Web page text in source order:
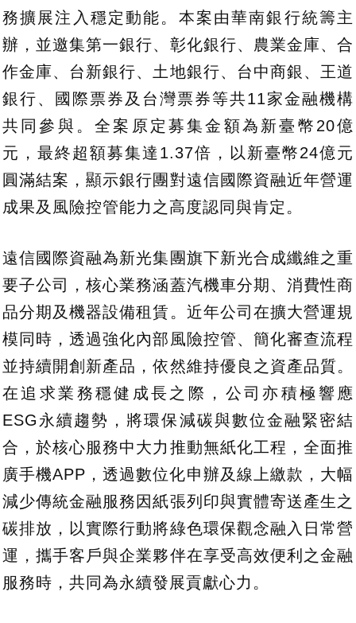
務擴展注入穩定動能。本案由華南銀行統籌主
辦，並邀集第一銀行、彰化銀行、農業金庫、合
作金庫、台新銀行、土地銀行、台中商銀、王道
銀行、國際票券及台灣票券等共11家金融機構
共同參與。全案原定募集金額為新臺幣20億
元，最終超額募集達1.37倍，以新臺幣24億元
圓滿結案，顯示銀行團對遠信國際資融近年營運
成果及風險控管能力之高度認同與肯定。
遠信國際資融為新光集團旗下新光合成纖維之重
要子公司，核心業務涵蓋汽機車分期、消費性商
品分期及機器設備租賃。近年公司在擴大營運規
模同時，透過強化內部風險控管、簡化審查流程
並持續開創新產品，依然維持優良之資產品質。
在追求業務穩健成長之際，公司亦積極響應
ESG永續趨勢，將環保減碳與數位金融緊密結
合，於核心服務中大力推動無紙化工程，全面推
廣手機APP，透過數位化申辦及線上繳款，大幅
減少傳統金融服務因紙張列印與實體寄送產生之
碳排放，以實際行動將綠色環保觀念融入日常營
運，攜手客戶與企業夥伴在享受高效便利之金融
服務時，共同為永續發展貢獻心力。